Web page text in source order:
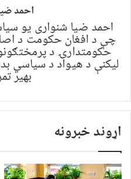
احمد
احمد ضیا شنواری یو
چې د افغان حکومت د
حکومتدارۍ د
لیکنې د هیواد د سیاسي
بهیر
اړوند خبرونه